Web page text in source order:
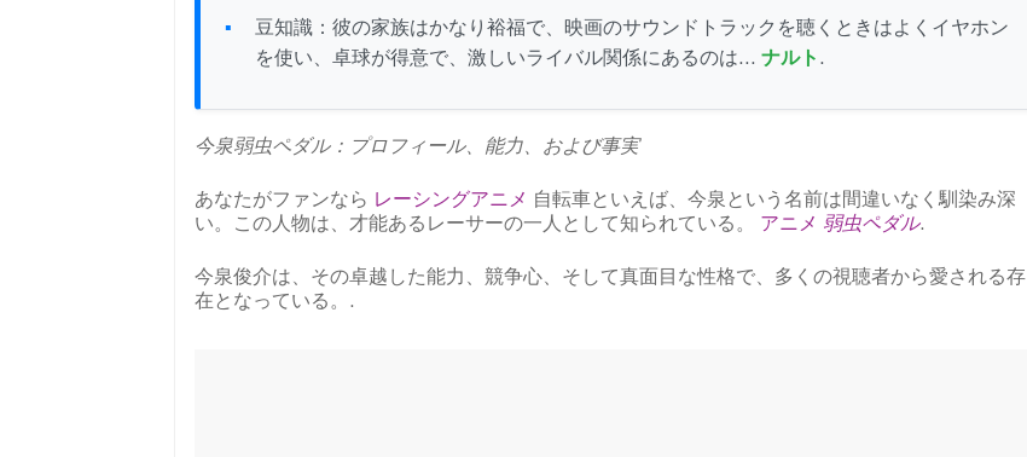
豆知識：彼の家族はかなり裕福で、映画のサウンドトラックを聴くときはよくイヤホン
を使い、卓球が得意で、激しいライバル関係にあるのは… ナルト .
今泉弱虫ペダル：プロフィール、能力、および事実
あなたがファンなら レーシングアニメ 自転車といえば、今泉という名前は間違いなく馴染み深
い。この人物は、才能あるレーサーの一人として知られている。 アニメ 弱虫ペダル.
今泉俊介は、その卓越した能力、競争心、そして真面目な性格で、多くの視聴者から愛される存
在となっている。.